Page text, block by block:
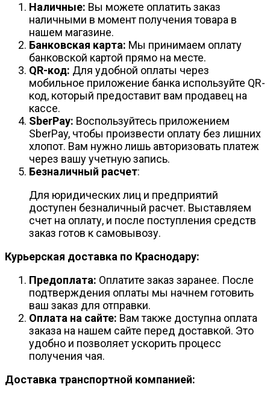
Наличные: Вы можете оплатить заказ
наличными в момент получения товара в
нашем магазине.
Банковская карта: Мы принимаем оплату
банковской картой прямо на месте.
QR-код: Для удобной оплаты через
мобильное приложение банка используйте QR-
код, который предоставит вам продавец на
кассе.
SberPay: Воспользуйтесь приложением
SberPay, чтобы произвести оплату без лишних
хлопот. Вам нужно лишь авторизовать платеж
через вашу учетную запись.
Безналичный расчет:
Для юридических лиц и предприятий
доступен безналичный расчет. Выставляем
счет на оплату, и после поступления средств
заказ готов к самовывозу.
Курьерская доставка по Краснодару:
Предоплата: Оплатите заказ заранее. После
подтверждения оплаты мы начнем готовить
ваш заказ для отправки.
Оплата на сайте: Вам также доступна оплата
заказа на нашем сайте перед доставкой. Это
удобно и позволяет ускорить процесс
получения чая.
Доставка транспортной компанией: